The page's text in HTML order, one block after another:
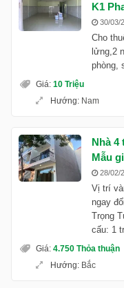
K1
30/03/
Cho
lửng,2
phòng,
Giá: 10 Triệu
Hướng: Nam
Nhà 4
Mẫu
28/02/
Vị trí
ngay
Trọng
cấu: 1
Giá: 4.750 Thỏa thuận
Hướng: Bắc